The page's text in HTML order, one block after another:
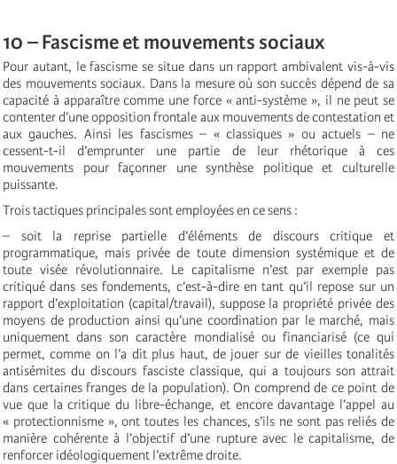
10 – Fascisme et mouvements sociaux
Pour autant, le fascisme se situe dans un rapport ambivalent vis-à-vis
des mouvements sociaux. Dans la mesure où son succès dépend de sa
capacité à apparaître comme une force « anti-système », il ne peut se
contenter d’une opposition frontale aux mouvements de contestation et
aux gauches. Ainsi les fascismes – « classiques » ou actuels – ne
cessent-t-il d’emprunter une partie de leur rhétorique à ces
mouvements pour façonner une synthèse politique et culturelle
puissante.
Trois tactiques principales sont employées en ce sens :
– soit la reprise partielle d’éléments de discours critique et
programmatique, mais privée de toute dimension systémique et de
toute visée révolutionnaire. Le capitalisme n’est par exemple pas
critiqué dans ses fondements, c’est-à-dire en tant qu’il repose sur un
rapport d’exploitation (capital/travail), suppose la propriété privée des
moyens de production ainsi qu’une coordination par le marché, mais
uniquement dans son caractère mondialisé ou financiarisé (ce qui
permet, comme on l’a dit plus haut, de jouer sur de vieilles tonalités
antisémites du discours fasciste classique, qui a toujours son attrait
dans certaines franges de la population). On comprend de ce point de
vue que la critique du libre-échange, et encore davantage l’appel au
« protectionnisme », ont toutes les chances, s’ils ne sont pas reliés de
manière cohérente à l’objectif d’une rupture avec le capitalisme, de
renforcer idéologiquement l’extrême droite.